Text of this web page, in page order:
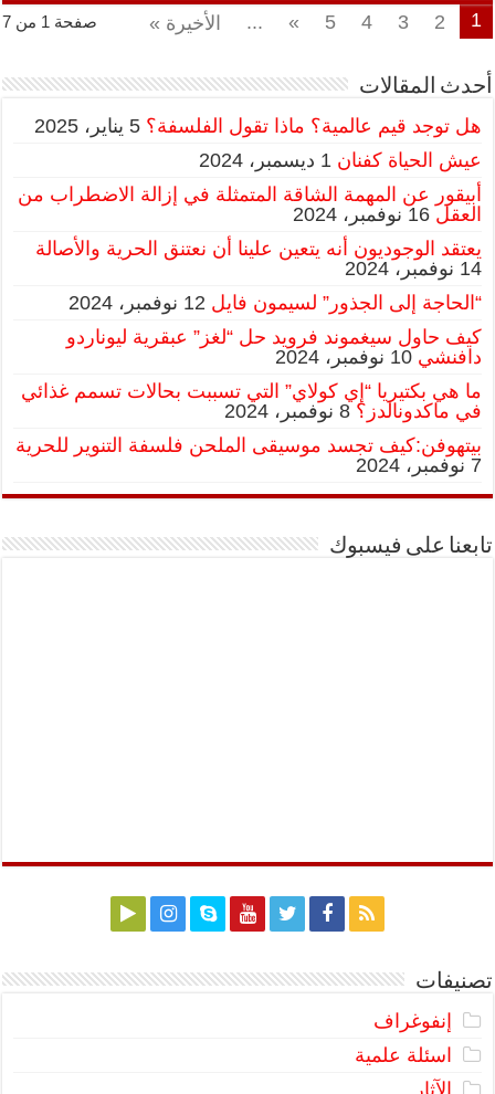
صفحة 1 من 7 1
2
3
4
5
»
... الأخيرة »
أحدث المقالات
هل توجد قيم عالمية؟ ماذا تقول الفلسفة؟ 5 يناير، 2025
عيش الحياة كفنان 1 ديسمبر، 2024
أبيقور عن المهمة الشاقة المتمثلة في إزالة الاضطراب من
العقل 16 نوفمبر، 2024
يعتقد الوجوديون أنه يتعين علينا أن نعتنق الحرية والأصالة
14 نوفمبر، 2024
“الحاجة إلى الجذور” لسيمون فايل 12 نوفمبر، 2024
كيف حاول سيغموند فرويد حل “لغز” عبقرية ليوناردو
دافنشي 10 نوفمبر، 2024
ما هي بكتيريا “إي كولاي” التي تسببت بحالات تسمم غذائي
في ماكدونالدز؟ 8 نوفمبر، 2024
بيتهوفن:كيف تجسد موسيقى الملحن فلسفة التنوير للحرية
7 نوفمبر، 2024
تابعنا على فيسبوك
تصنيفات
إنفوغراف
اسئلة علمية
الآثار